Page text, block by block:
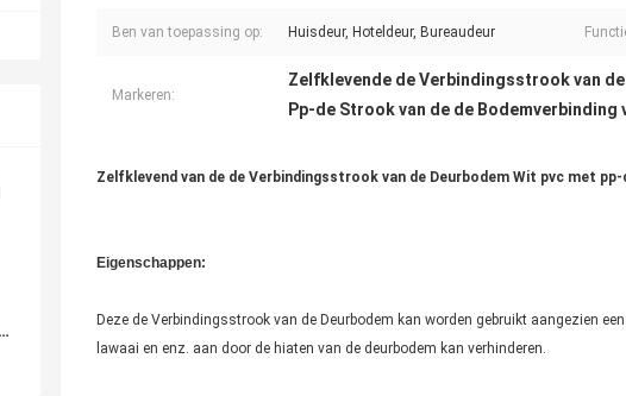
Ben van toepassing op: Huisdeur, Hoteldeur, Bureaudeur
Markeren:
Zelfklevende de Verbindingsstrook van
Pp-de Strook van de de Bodemverbinding
Zelfklevend van de de Verbindingsstrook van de Deurbodem Wit pvc met
Eigenschappen:
Deze de Verbindingsstrook van de Deurbodem kan worden gebruikt aangezien
lawaai en enz. aan door de hiaten van de deurbodem kan verhinderen.